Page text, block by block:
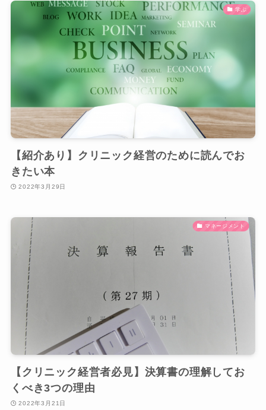
学ぶ
【紹介あり】クリニック経営のために読んでお
きたい本
2022年3月29日
マネージメント
【クリニック経営者必見】決算書の理解してお
くべき3つの理由
2022年3月21日